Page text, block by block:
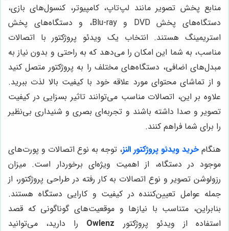
منابع پخش تصویر مانند لپ‌تاپ، کامپیوتر، کنسول‌های بازی،
دستگاه‌های پخش DVD و Blu-ray، و دستگاه‌های پخش
استریمینگ هستند. انتخاب یک ویدئو پروژکتور با اتصالات
مناسب، به شما این امکان را می‌دهد که به راحتی و بدون نیاز به
مبدل‌های اضافی، دستگاه‌های مختلف را به پروژکتور متصل کنید
و از تماشای محتوای مورد علاقه خود با کیفیت بالا لذت ببرید.
علاوه بر این، اتصالات مناسب می‌توانند تاثیر بسزایی در کیفیت
تصویر و صدا داشته باشند و تجربه‌ای بصری و شنیداری بی‌نظیر
را برای شما فراهم کنند.
هنگام خرید ویدئو پروژکتور النز، توجه به نوع اتصالات و پورت‌های
موجود در دستگاه، از اهمیت ویژه‌ای برخوردار است. میزان
رزولوشن تصویر و نوع اتصالات به کار رفته در طراحی پروژکتور، از
جمله عوامل تعیین‌کننده در کیفیت و کارایی دستگاه هستند.
بنابراین، متناسب با نیازها و موقعیت‌های گوناگونی که قصد
استفاده از ویدئو پروژکتور Owlenz را دارید، می‌توانید